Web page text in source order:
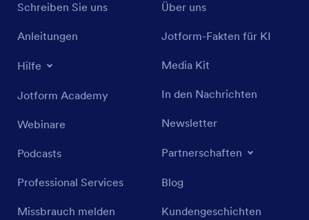
Schreiben Sie uns
Anleitungen
Hilfe
Jotform Academy
Webinare
Podcasts
Professional Services
Missbrauch melden
Über uns
Jotform-Fakten für KI
Media Kit
In den Nachrichten
Newsletter
Partnerschaften
Blog
Kundengeschichten